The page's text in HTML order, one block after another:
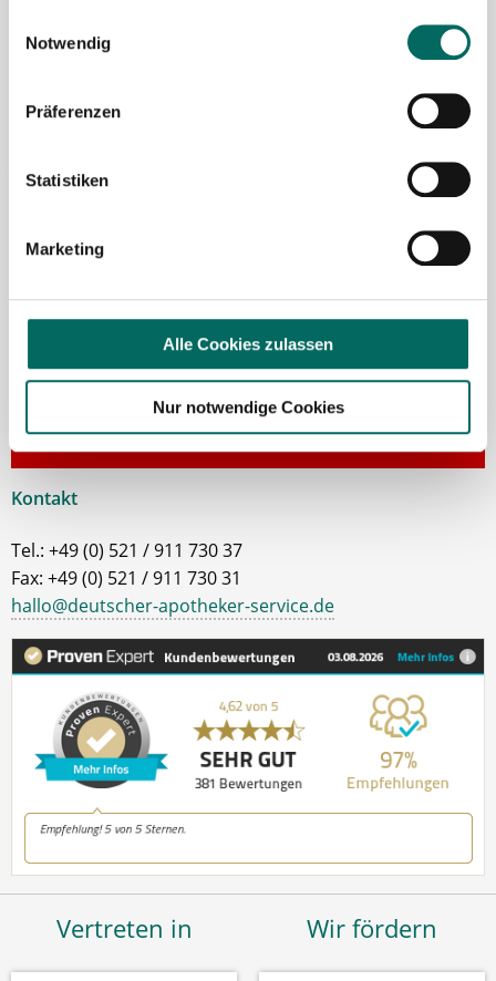
Notwendig
Präferenzen
Statistiken
Marketing
Alle Cookies zulassen
Nur notwendige Cookies
Lassen Sie mich Ihnen bei der Stellensuche helfen.
der Sie als Apotheker (m|w|d), PTA oder PKA das
Team erweitern können. Bei Fragen stehe ich Ihnen
gerne persönlich zur Seite.
Jetzt zur kostenlosen Stellenanfrage
Kontakt
Tel.: +49 (0) 521 / 911 730 37
Fax: +49 (0) 521 / 911 730 31
hallo@deutscher-apotheker-service.de
Vertreten in Wir fördern